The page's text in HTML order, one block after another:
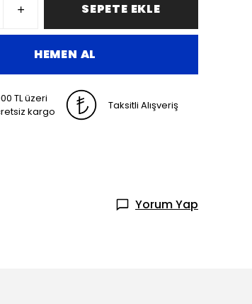
SEPETE EKLE
HEMEN AL
TL üzeri
kargo
Taksitli Alışveriş
Yorum Yap